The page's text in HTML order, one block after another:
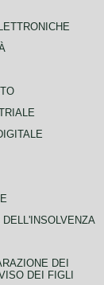
DEI
DEI FIGLI